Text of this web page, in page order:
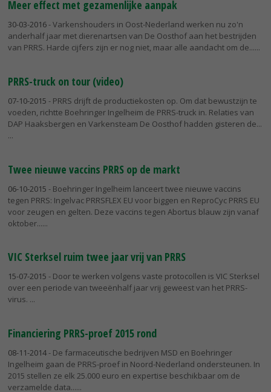
Meer effect met gezamenlijke aanpak
30-03-2016- Varkenshouders in Oost-Nederland werken nu zo'n
anderhalf jaar met dierenartsen van De Oosthof aan het bestrijden
van PRRS. Harde cijfers zijn er nog niet, maar alle aandacht om de...
PRRS-truck on tour (video)
07-10-2015 - PRRS drijft de productiekosten op. Om dat bewustzijn te
voeden, richtte Boehringer Ingelheim de PRRS-truck in. Relaties van
DAP Haaksbergen en Varkensteam De Oosthof hadden gisteren de...
Twee nieuwe vaccins PRRS op de markt
06-10-2015 - Boehringer Ingelheim lanceert twee nieuwe vaccins
tegen PRRS: Ingelvac PRRSFLEX EU voor biggen en ReproCyc PRRS EU
voor zeugen en gelten. Deze vaccins tegen Abortus blauw zijn vanaf
oktober...
VIC Sterksel ruim twee jaar vrij van PRRS
15-07-2015 - Door te werken volgens vaste protocollen is VIC Sterksel
over een periode van tweeënhalf jaar vrij geweest van het PRRS-
virus.
Financiering PRRS-proef 2015 rond
08-11-2014- De farmaceutische bedrijven MSD en Boehringer
Ingelheim gaan de PRRS-proef in Noord-Nederland ondersteunen. In
2015 stellen ze elk 25.000 euro en expertise beschikbaar om de
verzamelde data...